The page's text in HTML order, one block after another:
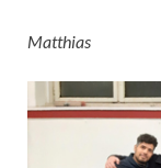
Matthias